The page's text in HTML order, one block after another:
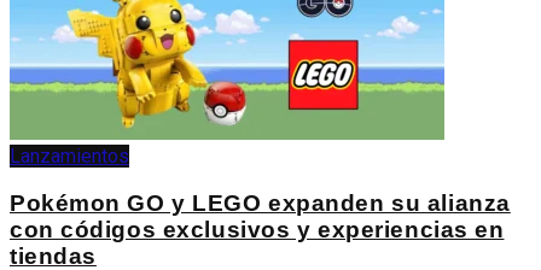
Lanzamientos
Pokémon GO y LEGO expanden su alianza
con códigos exclusivos y experiencias en
tiendas